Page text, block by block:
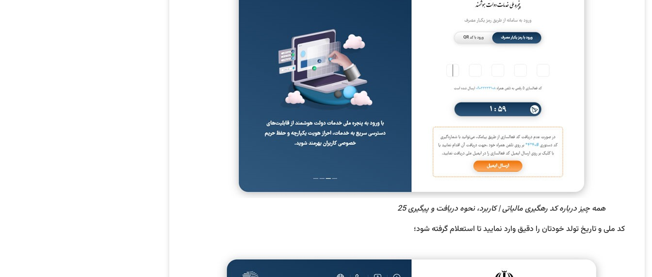
همه چیز درباره کد رهگیری مالیاتی | کاربرد، نحوه دریافت و پیگیری 25
کد ملی و تاریخ تولد خودتان را دقیق وارد نمایید تا استعلام گرفته شود؛